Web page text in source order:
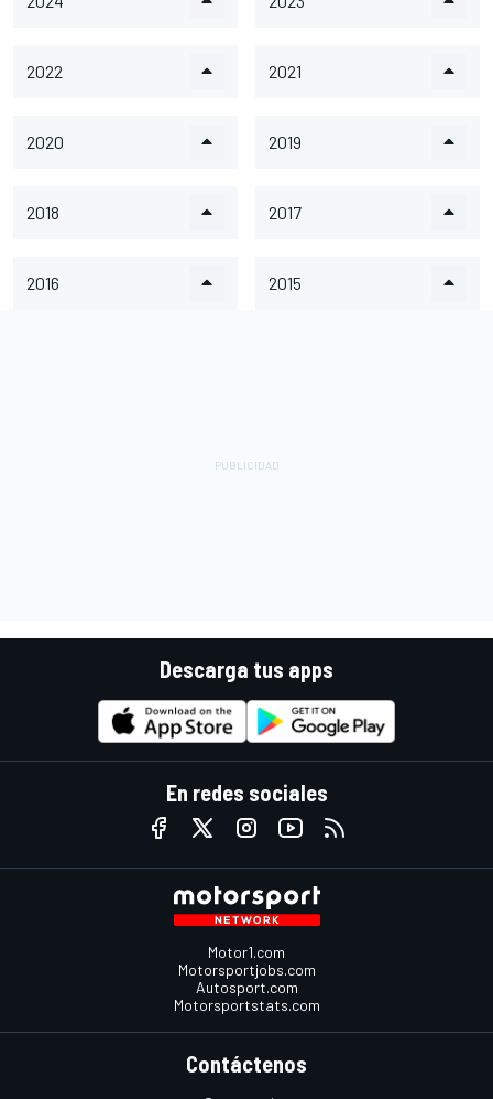
2022 2021
2020 2019
2018 2017
2016 2015
Descarga tus apps
En redes sociales
Motor1.com
Motorsportjobs.com
Autosport.com
Motorsportstats.com
Contáctenos